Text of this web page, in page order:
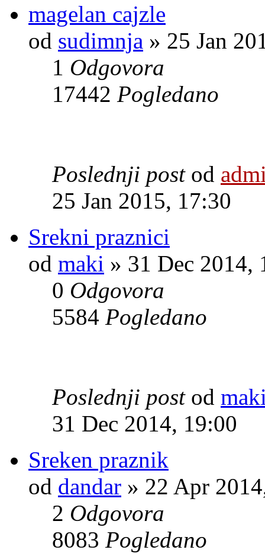
magelan cajzle
od sudimnja » 25 Jan
1 Odgovora
17442 Pogledano
Poslednji post od
25 Jan 2015, 17:30
Srekni praznici
od maki » 31 Dec 2014,
0 Odgovora
5584 Pogledano
Poslednji post od
31 Dec 2014, 19:00
Sreken praznik
od dandar » 22 Apr
2 Odgovora
8083 Pogledano